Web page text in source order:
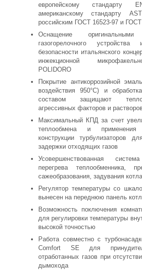
европейскому стандарту
американскому стандарту
российским ГОСТ 16523-97 и
Оснащение оригинальными
газогорелочного устройства
безопасности итальянского
инжекционной
POLIDORO
Покрытие антикоррозийной
воздействия 950°С) и
составом защищают
агрессивных факторов и
Максимальный КПД за счет
теплообмена и применения
конструкции турбулизаторов
задержки отходящих газов
Усовершенствованная
перегрева теплообменника,
сажеобразования, задувания котла
Регулятор температуры со
вынесен на переднюю панель
Возможность поключения
для регулировки температуры
высокой точностью
Работа совместно с
Comfort SE для
отработанных газов при
дымохода